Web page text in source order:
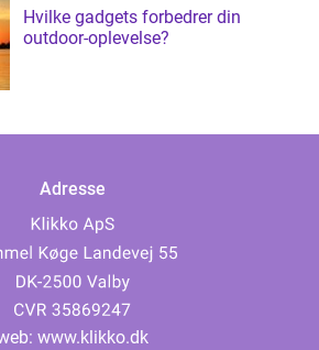
Hvilke gadgets forbedrer din
outdoor-oplevelse?
Adresse
www.klikko.dk